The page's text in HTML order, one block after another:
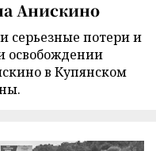
Анискино
серьезные потери и
освобождении
в Купянском